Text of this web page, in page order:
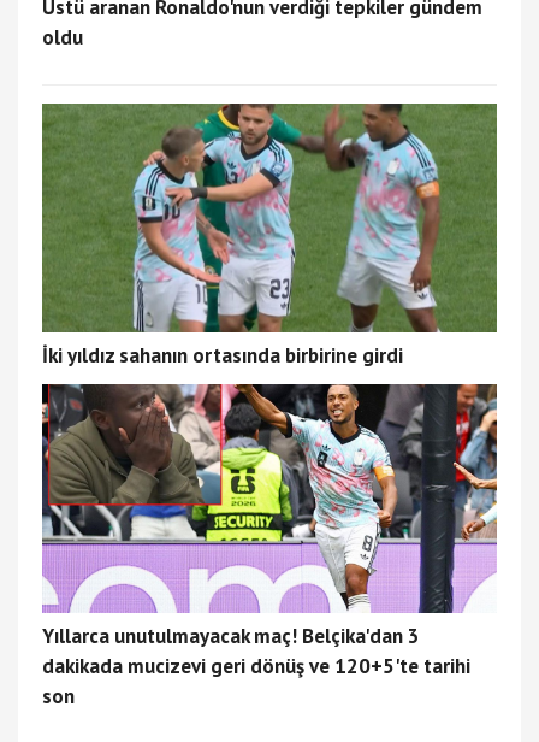
Üstü aranan Ronaldo'nun verdiği tepkiler gündem
oldu
İki yıldız sahanın ortasında birbirine girdi
Yıllarca unutulmayacak maç! Belçika'dan 3
dakikada mucizevi geri dönüş ve 120+5'te tarihi
son